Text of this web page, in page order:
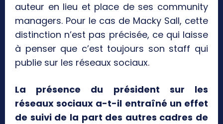
auteur en lieu et place de ses community
managers. Pour le cas de Macky Sall, cette
distinction n’est pas précisée, ce qui laisse
à penser que c’est toujours son staff qui
publie sur les réseaux sociaux.
La présence du président sur les
réseaux sociaux a-t-il entraîné un effet
de suivi de la part des autres cadres de